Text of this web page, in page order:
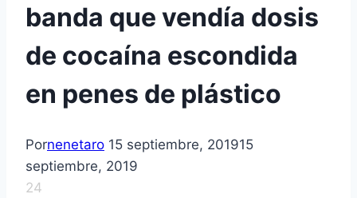
banda que vendía dosis
de cocaína escondida
en penes de plástico
Pornenetaro 15 septiembre, 201915
septiembre, 2019
24